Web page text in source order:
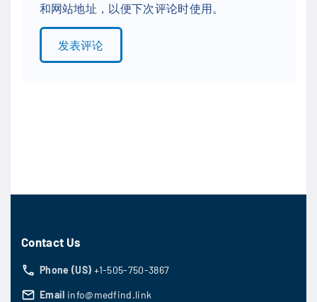
i
l
和网站地址，以便下次评论时使用。
Contact Us
Phone (US) +1-505-750-3867
Email info@medfind.link